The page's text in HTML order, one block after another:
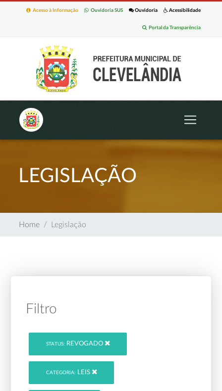
Acessibilidade
Ouvidoria
Ouvidoria SUS
Acesso à Informação
Portal da Transparência
LEGISLAÇÃO
Home Legislação
Filtro
STATUS: REVOGADO
CATEGORIA: LEIS